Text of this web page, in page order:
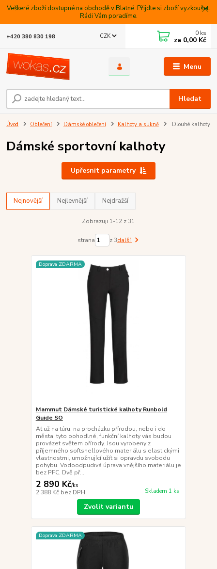
Veškeré zboží dostupné na obchodě v Blatné. Přijdte si zboží vyzkoušet.
Rádi Vám poradíme.
Menu
CZK
Hledat
+420 380 830 198 0 ks
za 0,00 Kč
Úvod Oblečení Dámské oblečení Kalhoty a sukně Dlouhé kalhoty
Dámské sportovní kalhoty
Upřesnit parametry
Nejnovější Nejlevnější Nejdražší
Zobrazuji 1-12 z 31
strana z 3další
Doprava ZDARMA
Mammut Dámské turistické kalhoty Runbold
Guide SO
Ať už na túru, na procházku přírodou, nebo i do
města, tyto pohodlné, funkční kalhoty vás budou
provázet světem přírody. Jsou vyrobeny z
příjemného softshellového materiálu s elastickými
vlastnostmi, umožnující užít si opravdu svobodu
pohybu. Vodoodpudivá úprava vnějšího materiálu je
bez PFC. Dvě př...
2 890 Kč/ks
2 388 Kč bez DPH Skladem 1 ks
Zvolit variantu
Doprava ZDARMA